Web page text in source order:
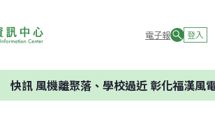
電子報 登入
快訊風機離聚落、學校過近 彰化福漢風電